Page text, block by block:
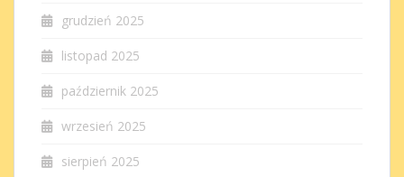
grudzień 2025
listopad 2025
październik 2025
wrzesień 2025
sierpień 2025